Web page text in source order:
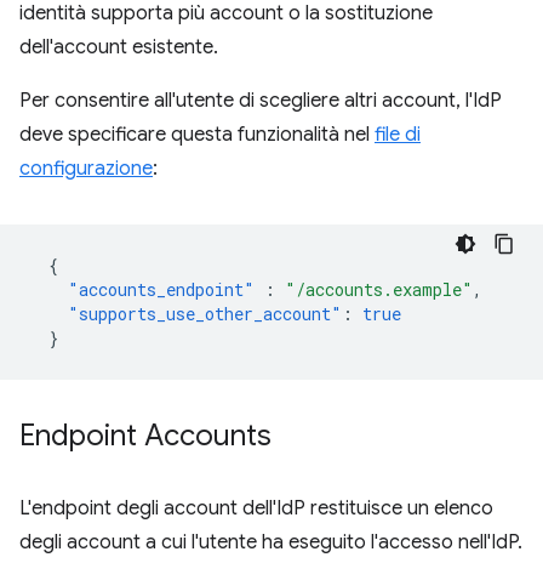
identità supporta più account o la sostituzione
dell'account esistente.
Per consentire all'utente di scegliere altri account, l'IdP
deve specificare questa funzionalità nel file di
configurazione:
{
"accounts_endpoint"
: "/accounts.example" ,
"supports_use_other_account" :
true
}
Endpoint Accounts
L'endpoint degli account dell'IdP restituisce un elenco
degli account a cui l'utente ha eseguito l'accesso nell'IdP.